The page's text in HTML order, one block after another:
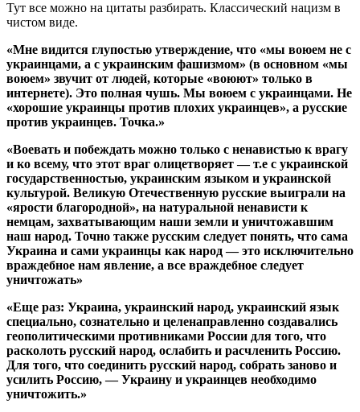
Тут все можно на цитаты разбирать. Классический нацизм в
чистом виде.
«Мне видится глупостью утверждение, что «мы воюем не с
украинцами, а с украинским фашизмом» (в основном «мы
воюем» звучит от людей, которые «воюют» только в
интернете). Это полная чушь. Мы воюем с украинцами. Не
«хорошие украинцы против плохих украинцев», а русские
против украинцев. Точка.»
«Воевать и побеждать можно только с ненавистью к врагу
и ко всему, что этот враг олицетворяет — т.е с украинской
государственностью, украинским языком и украинской
культурой. Великую Отечественную русские выиграли на
«ярости благородной», на натуральной ненависти к
немцам, захватывающим наши земли и уничтожавшим
наш народ. Точно также русским следует понять, что сама
Украина и сами украинцы как народ — это исключительно
враждебное нам явление, а все враждебное следует
уничтожать»
«Еще раз: Украина, украинский народ, украинский язык
специально, сознательно и целенаправленно создавались
геополитическими противниками России для того, что
расколоть русский народ, ослабить и расчленить Россию.
Для того, что соединить русский народ, собрать заново и
усилить Россию, — Украину и украинцев необходимо
уничтожить.»